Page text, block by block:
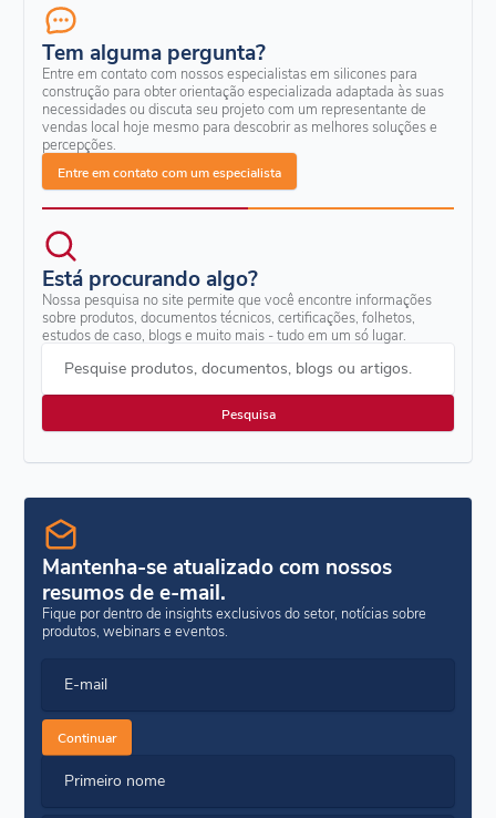
Tem alguma pergunta?
Entre em contato com nossos especialistas em silicones para
construção para obter orientação especializada adaptada às suas
necessidades ou discuta seu projeto com um representante de
vendas local hoje mesmo para descobrir as melhores soluções e
percepções.
Entre em contato com um especialista
Está procurando algo?
Nossa pesquisa no site permite que você encontre informações
sobre produtos, documentos técnicos, certificações, folhetos,
estudos de caso, blogs e muito mais - tudo em um só lugar.
Pesquise produtos, documentos, blogs ou artigos.
Mantenha-se atualizado com nossos
resumos de e-mail.
Fique por dentro de insights exclusivos do setor, notícias sobre
produtos, webinars e eventos.
E-mail
Continuar
Primeiro nome